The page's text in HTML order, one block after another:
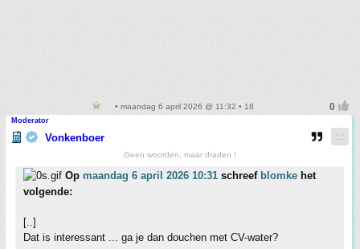
• maandag 6 april 2026 @ 11:32 • 18
Moderator
Vonkenboer
Geen woorden, maar draden !
Op maandag 6 april 2026 10:31 schreef blomke het
volgende:
[..]
Dat is interessant ... ga je dan douchen met CV-water?